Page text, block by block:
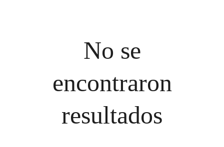
No se
encontraron
resultados